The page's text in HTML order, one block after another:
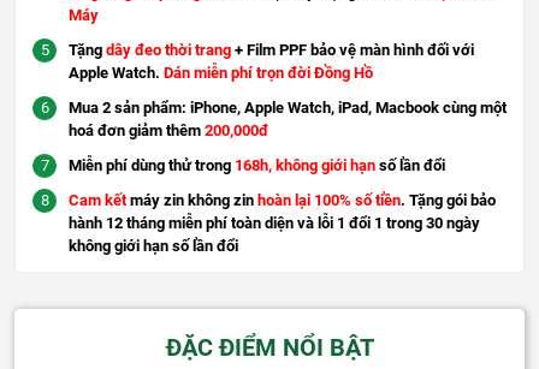
Máy
Tặng dây đeo thời trang + Film PPF bảo vệ màn hình đối với
Apple Watch. Dán miễn phí trọn đời Đồng Hồ
Mua 2 sản phẩm: iPhone, Apple Watch, iPad, Macbook cùng một
hoá đơn giảm thêm 200,000đ
Miễn phí dùng thử trong 168h, không giới hạn số lần đổi
Cam kếtmáy zin không zin hoàn lại 100% số tiền. Tặng gói bảo
hành 12 tháng miễn phí toàn diện và lỗi 1 đổi 1 trong 30 ngày
không giới hạn số lần đổi
ĐẶC ĐIỂM NỔI BẬT